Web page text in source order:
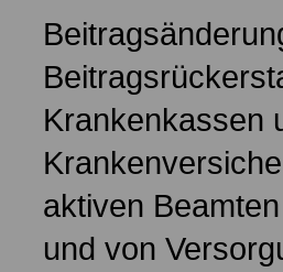
Krankenkassen
aktiven
und von